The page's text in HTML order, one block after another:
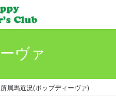
ヴァ
所属馬近況(ポップディーヴァ)